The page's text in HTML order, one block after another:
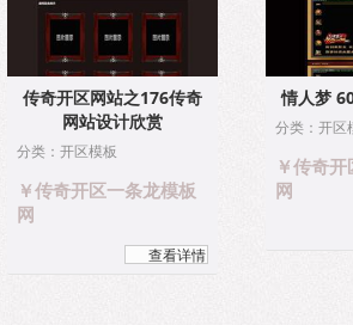
传奇开区网站之176传奇
网站设计欣赏
分类：开区模板
￥传奇开区一条龙模板
网
查看详情
情人梦
分类：开区
￥传奇
网